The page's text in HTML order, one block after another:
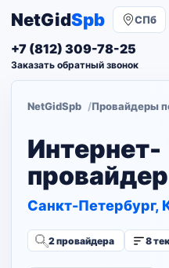
NetGidSpb СПб
+7 (812) 309-78-25
Заказать обратный звонок
NetGidSpb Провайдеры
Интернет-
Санкт-Петербург,
2 провайдера 8